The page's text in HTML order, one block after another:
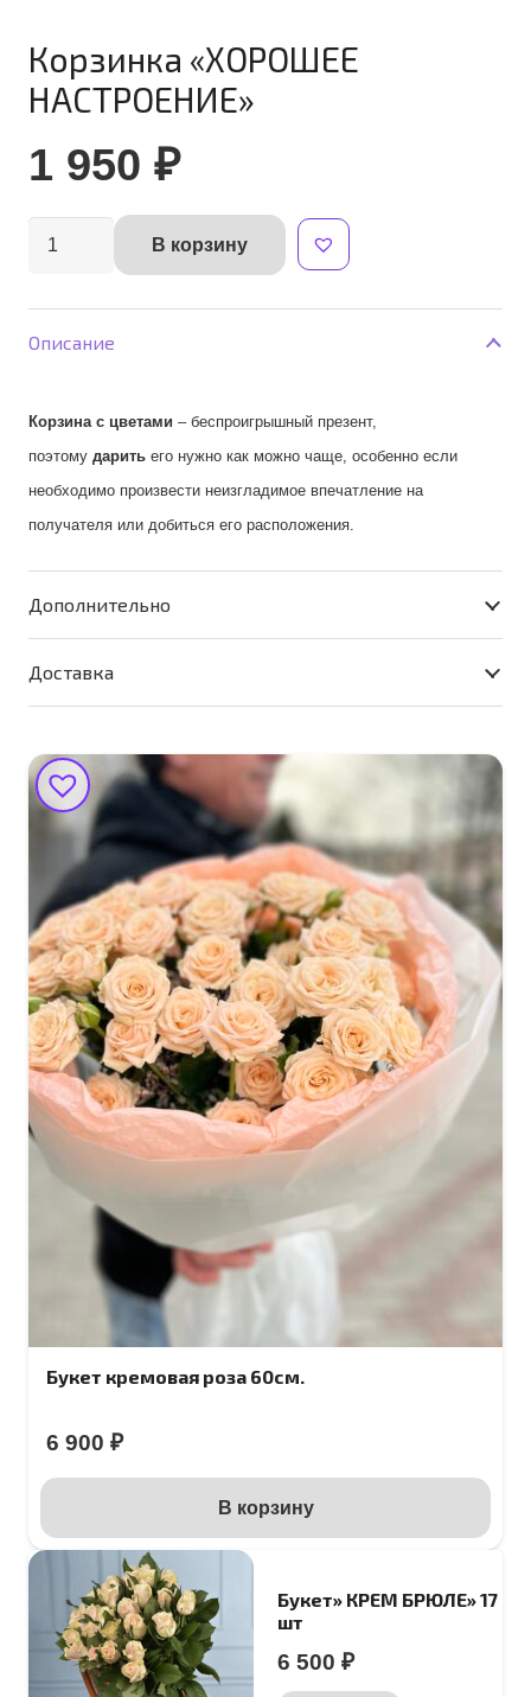
Корзинка «ХОРОШЕЕ
НАСТРОЕНИЕ»
1 950 ₽
Количество
В корзину
Alternative:
Описание
Корзина с цветами – беспроигрышный презент,
поэтому дарить его нужно как можно чаще, особенно если
необходимо произвести неизгладимое впечатление на
получателя или добиться его расположения.
Дополнительно
Доставка
Букет кремовая роза 60см.
6 900 ₽
В корзину
Букет» КРЕМ БРЮЛЕ» 17
шт
6 500 ₽